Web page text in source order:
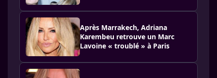
Après Marrakech, Adriana
Karembeu retrouve un Marc
Lavoine « troublé » à Paris